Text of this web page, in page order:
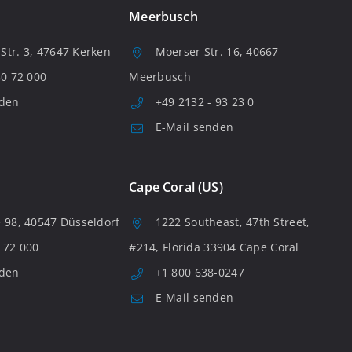
3, 47647 Kerken
72 000
Meerbusch
Moerser Str. 16, 40667
Meerbusch
+49 2132 - 93 23 0
E-Mail senden
98, 40547 Düsseldorf
000
Cape Coral (US)
1222 Southeast, 47th Street,
#214, Florida 33904 Cape Coral
+1 800 638-0247
E-Mail senden